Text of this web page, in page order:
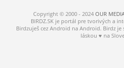
ROLETA
Copyright © 2000 - 2024 OUR
BIRDZ.SK je portál pre tvorivých a
Birdzuješ cez Android na Android. Birdz
láskou ♥ na